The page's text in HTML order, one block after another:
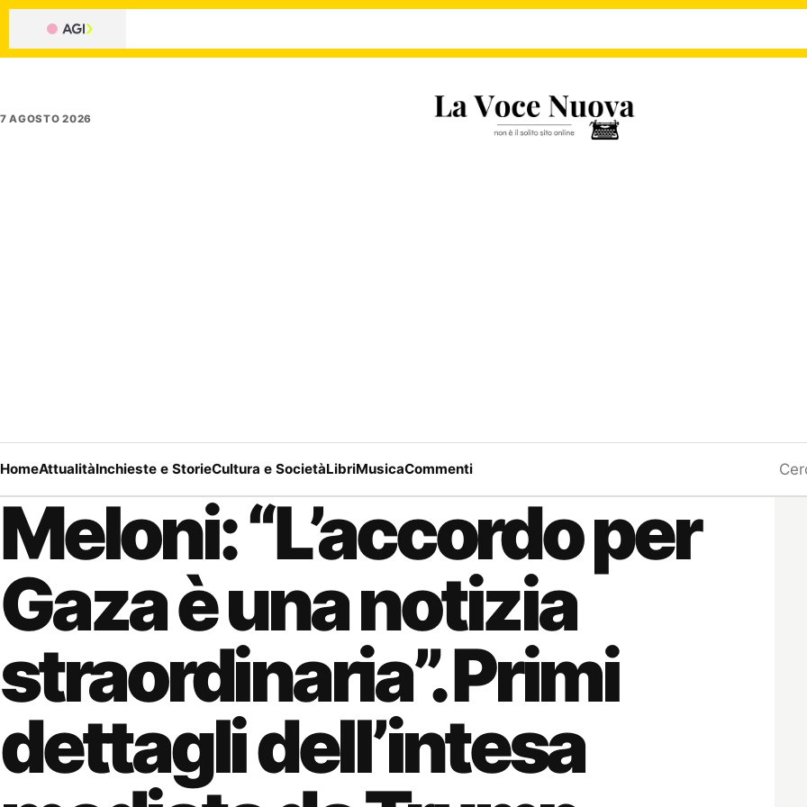
7 AGOSTO 2026
HomeAttualitàInchieste e StorieCultura e SocietàLibriMusicaCommenti
Meloni: “L’accordo per
Gaza è una notizia
straordinaria”. Primi
dettagli dell’intesa